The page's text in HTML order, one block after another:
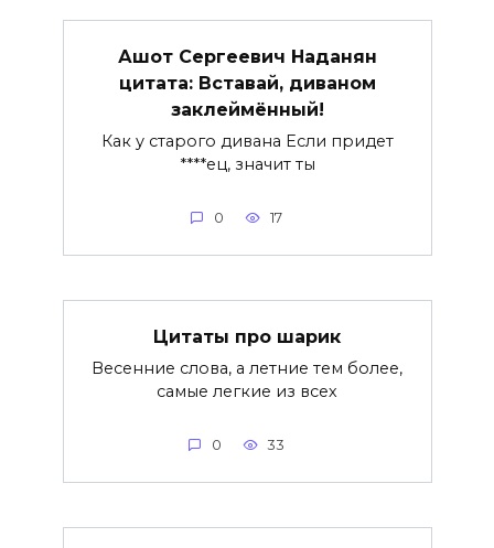
Ашот Сергеевич Наданян
цитата: Вставай, диваном
заклеймённый!
Как у старого дивана Если придет
****ец, значит ты
0 17
Цитаты про шарик
Весенние слова, а летние тем более,
самые легкие из всех
0 33